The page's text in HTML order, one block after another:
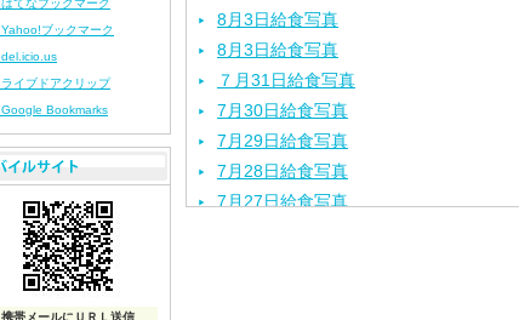
8月3日給食写真
8月3日給食写真
７月31日給食写真
7月30日給食写真
7月29日給食写真
7月28日給食写真
7月27日給食写真
はてなブックマーク
Yahoo!ブックマーク
del.icio.us
ライブドアクリップ
Google Bookmarks
携帯メールにＵＲＬ送信